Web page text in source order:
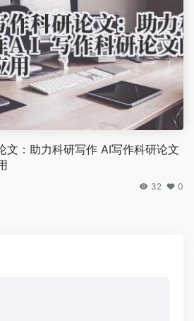
文：助力科研写作 AI写作科研论文
32 0